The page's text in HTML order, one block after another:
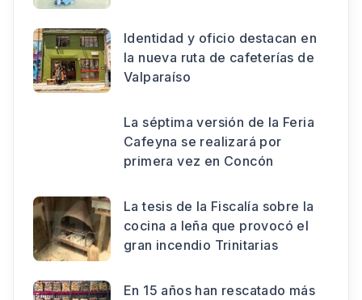
Identidad y oficio destacan en
la nueva ruta de cafeterías de
Valparaíso
La séptima versión de la Feria
Cafeyna se realizará por
primera vez en Concón
La tesis de la Fiscalía sobre la
cocina a leña que provocó el
gran incendio Trinitarias
En 15 años han rescatado más